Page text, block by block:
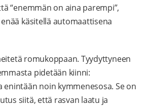
“enemmän on aina parempi”,
käsitellä automaattisena
romukoppaan. Tyydyttyneen
pidetään kiinni:
enintään noin kymmenesosa. Se on
siitä, että rasvan laatu ja